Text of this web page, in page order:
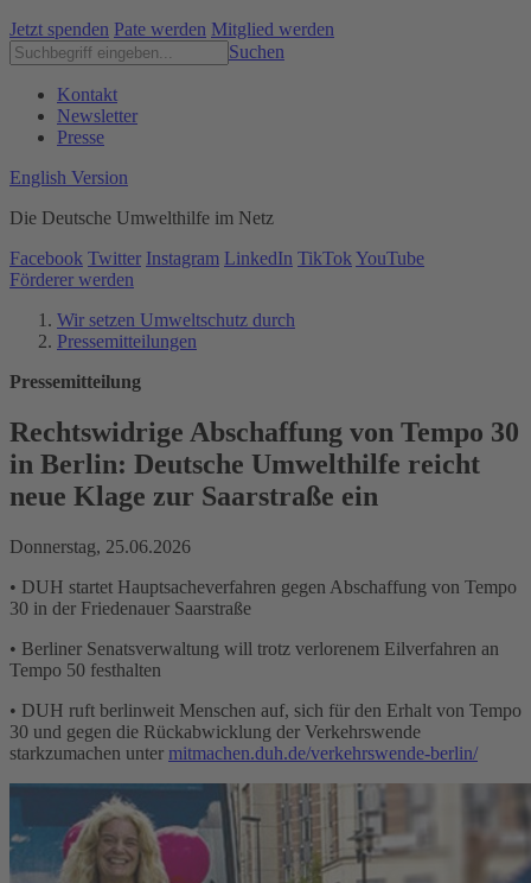
Jetzt spenden Pate werden Mitglied werden
Suchen
Kontakt
Newsletter
Presse
English Version
Die Deutsche Umwelthilfe im Netz
Facebook Twitter Instagram LinkedIn TikTok YouTube
Förderer werden
Wir setzen Umweltschutz durch
Pressemitteilungen
Pressemitteilung
Rechtswidrige Abschaffung von Tempo 30
in Berlin: Deutsche Umwelthilfe reicht
neue Klage zur Saarstraße ein
Donnerstag, 25.06.2026
• DUH startet Hauptsacheverfahren gegen Abschaffung von Tempo
30 in der Friedenauer Saarstraße
• Berliner Senatsverwaltung will trotz verlorenem Eilverfahren an
Tempo 50 festhalten
• DUH ruft berlinweit Menschen auf, sich für den Erhalt von Tempo
30 und gegen die Rückabwicklung der Verkehrswende
starkzumachen unter mitmachen.duh.de/verkehrswende-berlin/